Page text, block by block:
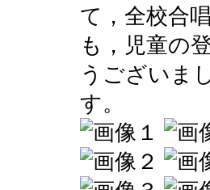
て，全校合
も，児童の
うございま
す。